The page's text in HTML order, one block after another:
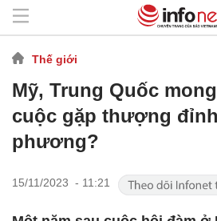
Thế giới
Mỹ, Trung Quốc
cuộc gặp thượng
phương?
15/11/2023 - 11:21